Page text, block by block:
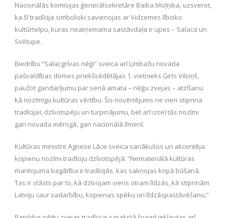
Nacionālās komisijas ģenerālsekretāre Baiba Moļņika, uzsverot,
ka šī tradīcija simboliski savienojas ar Vidzemes lībisko
kultūrtelpu, kuras neatņemama sastāvdaļa ir upes – Salaca un
Svētupe.
Biedrību “Salacgrīvas nēģi” sveica arī Limbažu novada
pašvaldības domes priekšsēdētājas 1. vietnieks Ģirts Vilciņš,
paužot gandarījumu par senā amata – nēģu zvejas – atzīšanu
kā nozīmīgu kultūras vērtību. Šis novērtējums ne vien stiprina
tradīcijas dzīvotspēju un turpinājumu, bet arī izceļ tās nozīmi
gan novada mērogā, gan nacionālā līmenī.
Kultūras ministre Agnese Lāce sveica sanākušos un akcentēja
kopienu nozīmi tradīciju dzīvotspējā: “Nemateriālā kultūras
mantojuma bagātība ir tradīcijās, kas sakņojas kopā būšanā.
Tas ir stāsts par to, kā dzīvojam viens otram līdzās, kā stiprinām
Latviju caur sadarbību, kopienas spēku un līdzāspastāvēšanu.”